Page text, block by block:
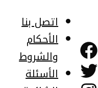
فيسبوك
تويتر
اتصل بنا
الأحكام
والشروط
الأسئلة